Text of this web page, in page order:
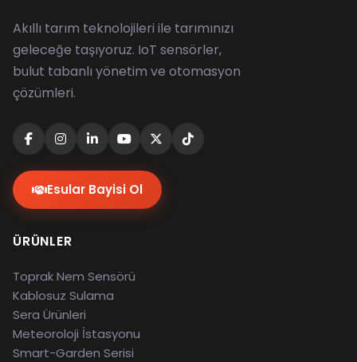
Akıllı tarım teknolojileri ile tarımınızı
geleceğe taşıyoruz. IoT sensörler,
bulut tabanlı yönetim ve otomasyon
çözümleri.
Esular Bayisi Ol
ÜRÜNLER
Toprak Nem Sensörü
Kablosuz Sulama
Sera Ürünleri
Meteoroloji İstasyonu
Smart-Garden Serisi